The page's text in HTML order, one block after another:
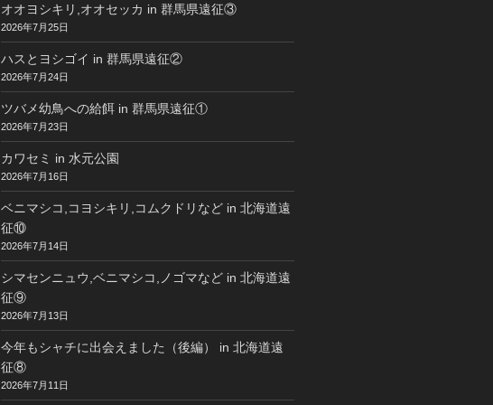
オオヨシキリ,オオセッカ in 群馬県遠征③
2026年7月25日
ハスとヨシゴイ in 群馬県遠征②
2026年7月24日
ツバメ幼鳥への給餌 in 群馬県遠征①
2026年7月23日
カワセミ in 水元公園
2026年7月16日
ベニマシコ,コヨシキリ,コムクドリなど in 北海道遠
征⑩
2026年7月14日
シマセンニュウ,ベニマシコ,ノゴマなど in 北海道遠
征⑨
2026年7月13日
今年もシャチに出会えました（後編） in 北海道遠
征⑧
2026年7月11日